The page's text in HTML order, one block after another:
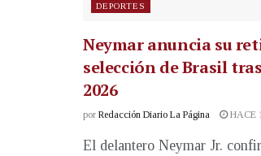
DEPORTES
Neymar anuncia su
selección de Brasil
2026
por Redacción Diario La Página HACE
El delantero Neymar Jr.